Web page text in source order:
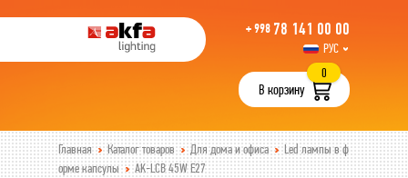
+ 998 78 141 00 00
РУС
UZB
В корзину
0
Главная Каталог товаров Для дома и офиса
Led лампы в ф
орме капсулы
AK-LCB 45W E27